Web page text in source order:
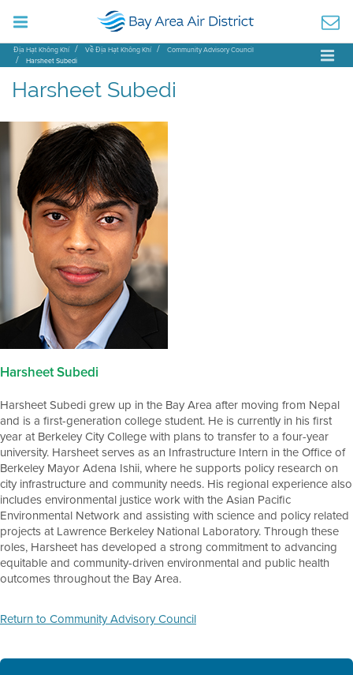
Địa Hạt Không Khí Về Địa Hạt Không Khí
Community Advisory Council
Harsheet Subedi
Harsheet Subedi
Harsheet Subedi
Harsheet Subedi grew up in the Bay Area after moving from Nepal
and is a first-generation college student. He is currently in his first
year at Berkeley City College with plans to transfer to a four-year
university. Harsheet serves as an Infrastructure Intern in the Office of
Berkeley Mayor Adena Ishii, where he supports policy research on
city infrastructure and community needs. His regional experience also
includes environmental justice work with the Asian Pacific
Environmental Network and assisting with science and policy related
projects at Lawrence Berkeley National Laboratory. Through these
roles, Harsheet has developed a strong commitment to advancing
equitable and community-driven environmental and public health
outcomes throughout the Bay Area.
Return to Community Advisory Council